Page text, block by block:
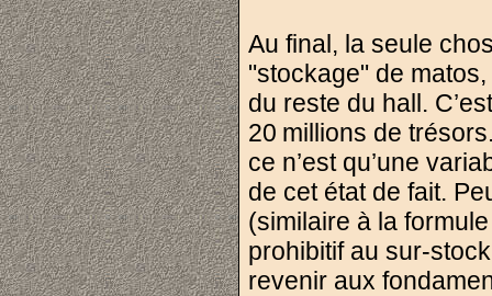
Au final, la seule
"stockage" de matos,
du reste du hall.
20 millions de
ce n’est qu’une
de cet état de fait.
(similaire à la
prohibitif au sur-
revenir aux